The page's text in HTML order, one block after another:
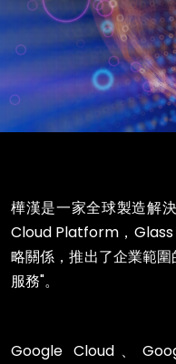
樺漢是一家全球製造解
Cloud Platform，
略關係，推出了企業範
服務"。
Google Cloud、